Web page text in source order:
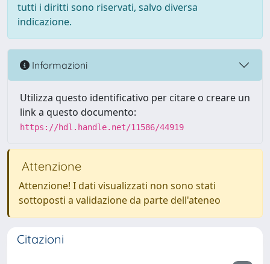
tutti i diritti sono riservati, salvo diversa
indicazione.
Informazioni
Utilizza questo identificativo per citare o creare un
link a questo documento:
https://hdl.handle.net/11586/44919
Attenzione
Attenzione! I dati visualizzati non sono stati
sottoposti a validazione da parte dell'ateneo
Citazioni